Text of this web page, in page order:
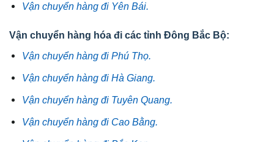
Vận chuyển hàng đi Yên Bái.
Vận chuyển hàng hóa đi các tỉnh Đông Bắc Bộ:
Vận chuyển hàng đi Phú Thọ.
Vận chuyển hàng đi Hà Giang.
Vận chuyển hàng đi Tuyên Quang.
Vận chuyển hàng đi Cao Bằng.